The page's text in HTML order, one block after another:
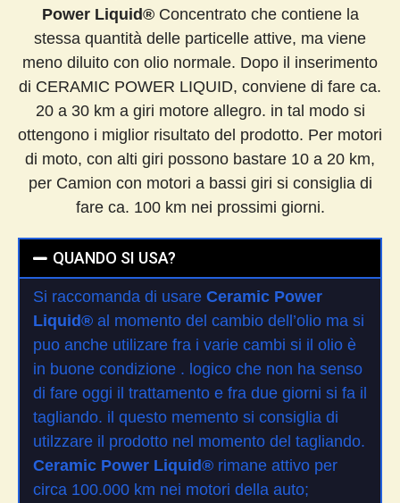
Power Liquid®Concentrato che contiene la
stessa quantità delle particelle attive, ma viene
meno diluito con olio normale. Dopo il inserimento
di CERAMIC POWER LIQUID, conviene di fare ca.
20 a 30 km a giri motore allegro. in tal modo si
ottengono i miglior risultato del prodotto. Per motori
di moto, con alti giri possono bastare 10 a 20 km,
per Camion con motori a bassi giri si consiglia di
fare ca. 100 km nei prossimi giorni.
QUANDO SI USA?
Si raccomanda di usare Ceramic Power
Liquid® al momento del cambio dell’olio ma si
puo anche utilizare fra i varie cambi si il olio è
in buone condizione . logico che non ha senso
di fare oggi il trattamento e fra due giorni si fa il
tagliando. il questo memento si consiglia di
utilzzare il prodotto nel momento del tagliando.
Ceramic Power Liquid® rimane attivo per
circa 100.000 km nei motori della auto;